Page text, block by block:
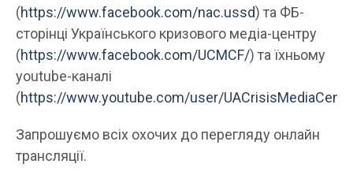
(https://www.facebook.com/nac.ussd) та ФБ-
сторінці Українського кризового медіа-центру
(https://www.facebook.com/UCMCF/) та їхньому
youtube-каналі
(https://www.youtube.com/user/
Запрошуємо всіх охочих до перегляду онлайн
трансляції.